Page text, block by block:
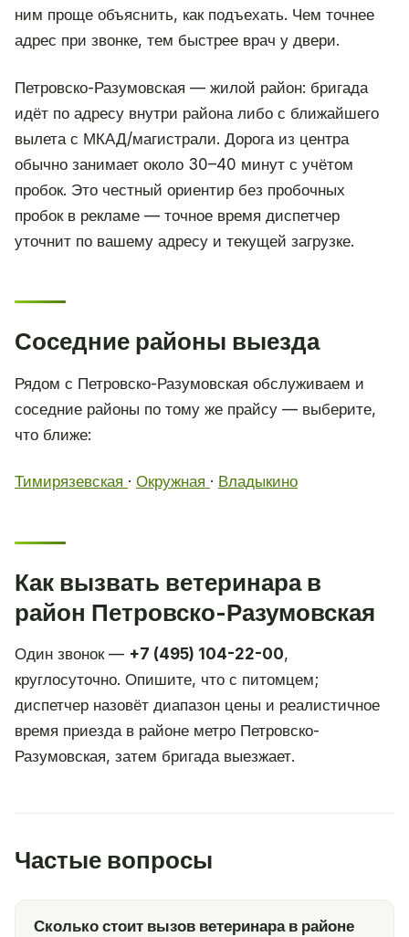
ним проще объяснить, как подъехать. Чем точнее
адрес при звонке, тем быстрее врач у двери.
Петровско-Разумовская — жилой район: бригада
идёт по адресу внутри района либо с ближайшего
вылета с МКАД/магистрали. Дорога из центра
обычно занимает около 30–40 минут с учётом
пробок. Это честный ориентир без пробочных
пробок в рекламе — точное время диспетчер
уточнит по вашему адресу и текущей загрузке.
Соседние районы выезда
Рядом с Петровско-Разумовская обслуживаем и
соседние районы по тому же прайсу — выберите,
что ближе:
Тимирязевская · Окружная · Владыкино
Как вызвать ветеринара в
район Петровско-Разумовская
Один звонок — +7 (495) 104-22-00,
круглосуточно. Опишите, что с питомцем;
диспетчер назовёт диапазон цены и реалистичное
время приезда в районе метро Петровско-
Разумовская, затем бригада выезжает.
Частые вопросы
Сколько стоит вызов ветеринара в районе